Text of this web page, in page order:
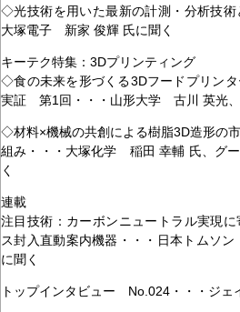
◇光技術を用いた最新の計測・分析技術
大塚電子 新家 俊輝 氏に聞く
キーテク特集：3Dプリンティング
◇食の未来を形づくる3Dフードプリン
実証 第1回・・・山形大学 古川 英光
◇材料×機械の共創による樹脂3D造形の
組み・・・大塚化学 稲田 幸輔 氏、グ
く
連載
注目技術：カーボンニュートラル実現
ス封入直動案内機器・・・日本トムソ
に聞く
トップインタビュー No.024・・・ジ